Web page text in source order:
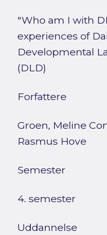
"Who am I with
experiences of
Developmental
(DLD)
Forfattere
Groen, Meline
Rasmus Hove
Semester
4. semester
Uddannelse